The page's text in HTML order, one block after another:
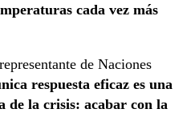
cada vez más
de Naciones
respuesta eficaz es una
de la crisis: acabar con la